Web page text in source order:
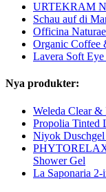
URTEKRAM
Schau auf di
Officina
Organic Coffee
Lavera Soft
Nya produkter:
Weleda Clear &
Propolia Tinted
Niyok
Shower Gel
La Saponaria